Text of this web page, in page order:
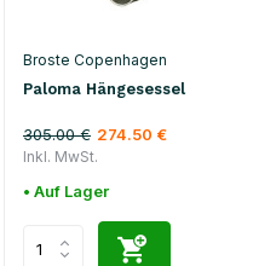
Broste Copenhagen
Paloma Hängesessel
305.00 € 274.50 €
Inkl. MwSt.
• Auf Lager